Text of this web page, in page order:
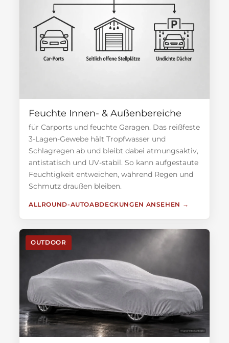
Feuchte Innen- & Außenbereiche
für Carports und feuchte Garagen. Das reißfeste
3-Lagen-Gewebe hält Tropfwasser und
Schlagregen ab und bleibt dabei atmungsaktiv,
antistatisch und UV-stabil. So kann aufgestaute
Feuchtigkeit entweichen, während Regen und
Schmutz draußen bleiben.
ALLROUND-AUTOABDECKUNGEN ANSEHEN
OUTDOOR